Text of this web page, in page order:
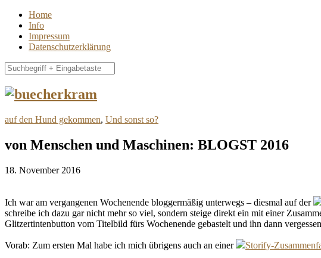
Home
Info
Impressum
Datenschutzerklärung
auf den Hund gekommen, Und sonst so?
von Menschen und Maschinen: BLOGST 2016
18. November 2016
Ich war am vergangenen Wochenende bloggermäßig unterwegs – diesmal auf der
schreibe ich dazu gar nicht mehr so viel, sondern steige direkt ein mit einer
Glitzertintenbutton vom Titelbild fürs Wochenende gebastelt und ihn dann
Vorab: Zum ersten Mal habe ich mich übrigens auch an einer Storify-